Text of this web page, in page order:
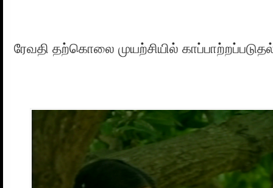
ரேவதி தற்கொலை முயற்சியில்